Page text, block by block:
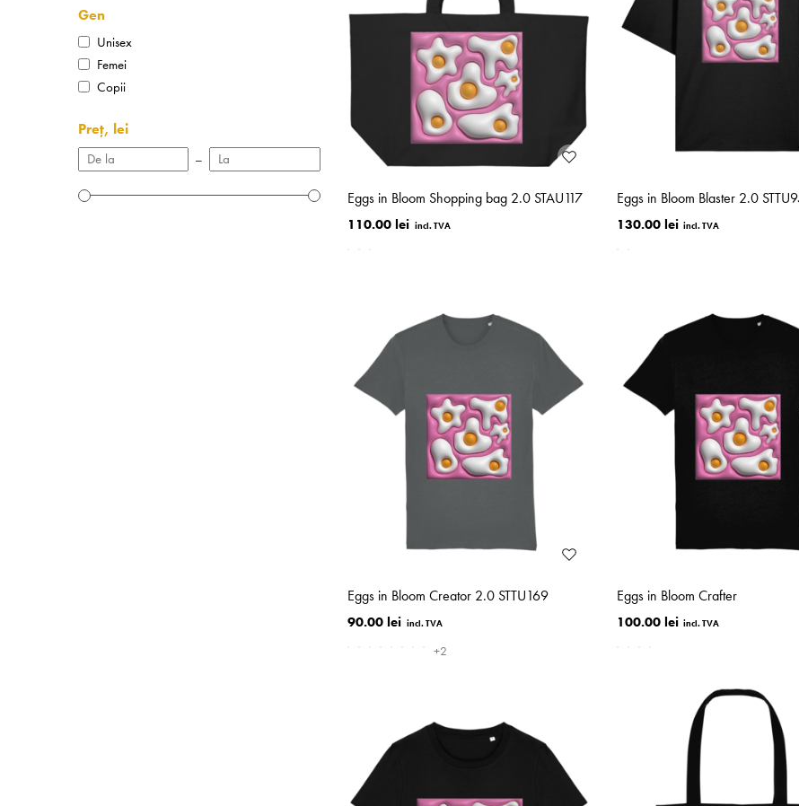
Gen
Unisex
Femei
Copii
Preț, lei
–
Eggs in Bloom Shopping bag 2.0 STAU117
110.00 lei
Eggs in Bloom Blaster 2.0
130.00 lei
Eggs in Bloom Creator 2.0 STTU169
90.00 lei
+2
Eggs in Bloom Crafter
100.00 lei